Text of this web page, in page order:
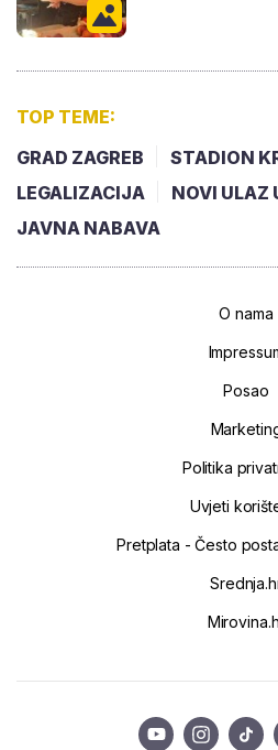
TOP TEME:
GRAD ZAGREB
STADION
LEGALIZACIJA
NOVI ULAZ
JAVNA NABAVA
O nama
Posao
Politika
Uvjeti
Pretplata - Često